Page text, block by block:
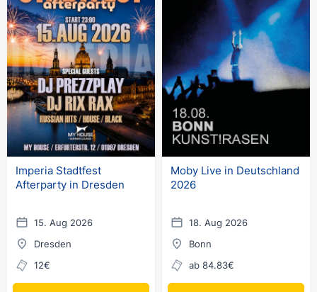
Imperia Stadtfest
Afterparty in Dresden
15. Aug 2026
Dresden
12€
Moby Live in Deutschland
2026
18. Aug 2026
Bonn
ab 84.83€